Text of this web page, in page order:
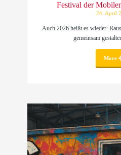
Festival der
24. April
Auch 2026 heißt es wieder:
gemeinsam
More